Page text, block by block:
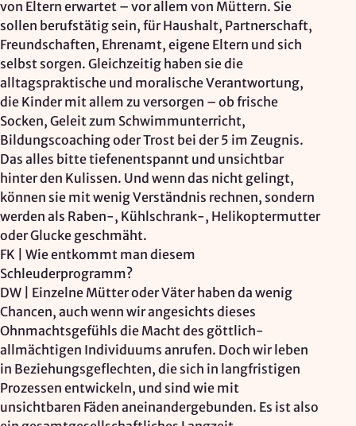
von Eltern erwartet – vor allem von Müttern. Sie
sollen berufstätig sein, für Haushalt, Partnerschaft,
Freundschaften, Ehrenamt, eigene Eltern und sich
selbst sorgen. Gleichzeitig haben sie die
alltagspraktische und moralische Verantwortung,
die Kinder mit allem zu versorgen – ob frische
Socken, Geleit zum Schwimmunterricht,
Bildungscoaching oder Trost bei der 5 im Zeugnis.
Das alles bitte tiefenentspannt und unsichtbar
hinter den Kulissen. Und wenn das nicht gelingt,
können sie mit wenig Verständnis rechnen, sondern
werden als Raben-, Kühlschrank-, Helikoptermutter
oder Glucke geschmäht.
FK | Wie entkommt man diesem
Schleuderprogramm?
DW | Einzelne Mütter oder Väter haben da wenig
Chancen, auch wenn wir angesichts dieses
Ohnmachtsgefühls die Macht des göttlich-
allmächtigen Individuums anrufen. Doch wir leben
in Beziehungsgeflechten, die sich in langfristigen
Prozessen entwickeln, und sind wie mit
unsichtbaren Fäden aneinandergebunden. Es ist also